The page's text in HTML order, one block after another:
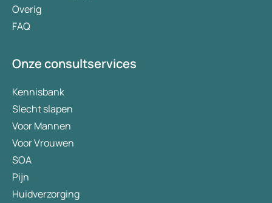
Overig
FAQ
Onze consultservices
Kennisbank
Slecht slapen
Voor Mannen
Voor Vrouwen
SOA
Pijn
Huidverzorging